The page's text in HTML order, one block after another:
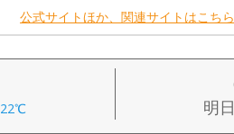
公式サイトほか、関連サイトはこちら
22℃ 明日